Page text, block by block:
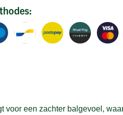
een zachter balgevoel,